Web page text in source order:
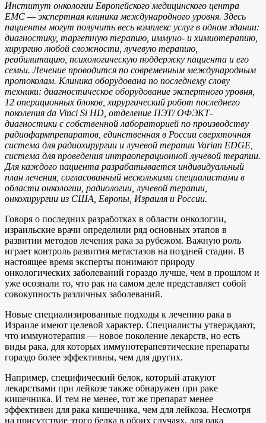
Институт онкологии Европейского медицинского центра
EMC — экспертная клиника международного уровня. Здесь
пациенты могут получить весь комплекс услуг в одном здании:
диагностику, таргетную терапию, иммуно- и химиотерапию,
хирургию любой сложности, лучевую терапию,
реабилитацию, психологическую поддержку пациента и его
семьи. Лечение проводится по современным международным
протоколам. Клиника оборудована по последнему слову
техники: диагностическое оборудование экспертного уровня,
12 операционных блоков, хирургический робот последнего
поколения da Vinci Si HD, отделение ПЭТ/ ОФЭКТ-
диагностики с собственной лабораторией по производству
радиофармпрепаратов, единственная в России сверхточная
система для радиохирургии и лучевой терапии Varian EDGE,
система для проведения интраоперационной лучевой терапии.
Для каждого пациента разрабатывается индивидуальный
план лечения, согласованный несколькими специалистами в
области онкологии, радиологии, лучевой терапии,
онкохирургии из США, Европы, Израиля и России.
Говоря о последних разработках в области онкологии,
израильские врачи определили ряд основных этапов в
развитии методов лечения рака за рубежом. Важную роль
играет контроль развития метастазов на поздней стадии. В
настоящее время эксперты понимают природу
онкологических заболеваний гораздо лучше, чем в прошлом и
уже осознали то, что рак на самом деле представляет собой
совокупность различных заболеваний.
Новые специализированные подходы к лечению рака в
Израиле имеют целевой характер. Специалисты утверждают,
что иммунотерапия — новое поколение лекарств, но есть
виды рака, для которых иммунотерапевтические препараты
гораздо более эффективны, чем для других.
Например, специфический белок, который атакуют
лекарствами при лейкозе также обнаружен при раке
кишечника. И тем не менее, тот же препарат менее
эффективен для рака кишечника, чем для лейкоза. Несмотря
на присутствие этого белка в обоих случаях, для рака